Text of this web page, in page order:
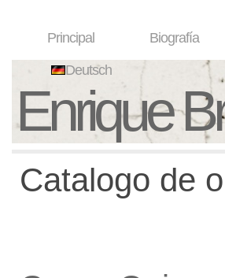
Principal Biografía
Deutsch
Enrique
Catalogo de